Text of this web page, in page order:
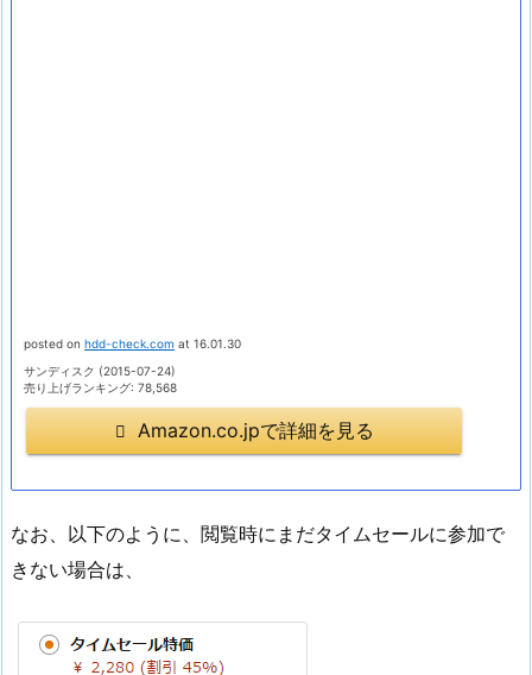
posted on hdd-check.com at 16.01.30
サンディスク (2015-07-24)
売り上げランキング: 78,568
Amazon.co.jpで詳細を見る
なお、以下のように、閲覧時にまだタイムセールに参加で
きない場合は、